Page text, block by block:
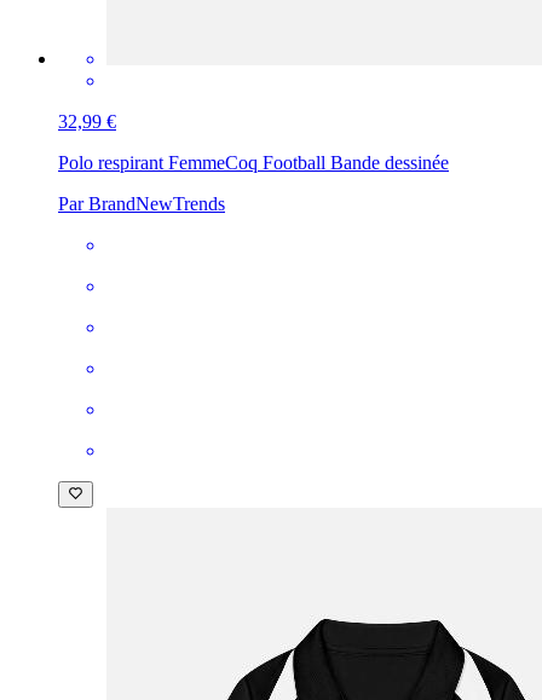
32,99 €
Polo respirant FemmeCoq Football Bande dessinée
Par BrandNewTrends